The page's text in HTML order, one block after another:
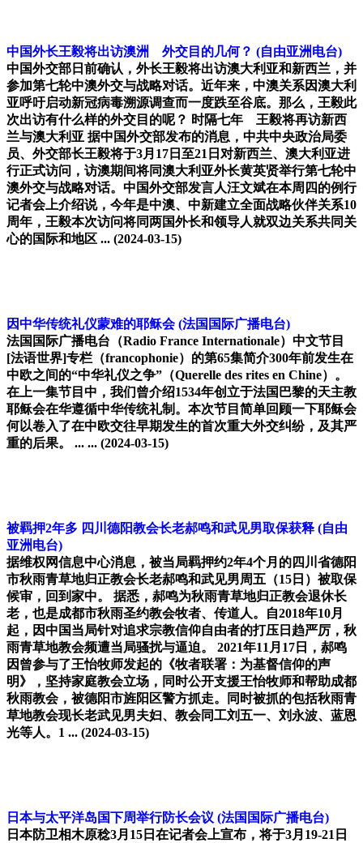
中国外长王毅将出访澳洲 外交目的几何？ (自由亚洲电台)
中国外交部日前确认，外长王毅将出访澳大利亚和新西兰，并
参加第七轮中澳外交与战略对话。近年来，中澳关系因澳大利
亚呼吁启动新冠病毒溯源调查而一度跌至谷底。那么，王毅此
次出访有什么样的外交目的呢？ 时隔七年 王毅将再访新西
兰与澳大利亚 据中国外交部发布的消息，中共中央政治局委
员、外交部长王毅将于3月17日至21日对新西兰、澳大利亚进
行正式访问，访澳期间将同澳大利亚外长黄英贤举行第七轮中
澳外交与战略对话。中国外交部发言人汪文斌在本周四的例行
记者会上介绍说，今年是中澳、中新建立全面战略伙伴关系10
周年，王毅本次访问将同两国外长和领导人就双边关系共同关
心的国际和地区 ... (2024-03-15)
因中华传统礼仪蒙难的耶稣会 (法国国际广播电台)
法国国际广播电台（Radio France Internationale）中文节目
[法语世界]专栏（francophonie）的第65集简介300年前发生在
中欧之间的“中华礼仪之争”（Querelle des rites en Chine）。
在上一集节目中，我们曾介绍1534年创立于法国巴黎的天主教
耶稣会在华遵循中华传统礼制。本次节目简单回顾一下耶稣会
何以卷入了在中欧交往早期发生的首次重大外交纠纷，及其严
重的后果。 ... ... (2024-03-15)
被羁押2年多 四川德阳教会长老郝鸣和武见男取保获释 (自由
亚洲电台)
据维权网信息中心消息，被当局羁押约2年4个月的四川省德阳
市秋雨青草地归正教会长老郝鸣和武见男周五（15日）被取保
候审，回到家中。 据悉，郝鸣为秋雨青草地归正教会退休长
老，也是成都市秋雨圣约教会牧者、传道人。自2018年10月
起，因中国当局针对追求宗教信仰自由者的打压日趋严厉，秋
雨青草地教会频遭当局骚扰与逼迫。 2021年11月17日，郝鸣
因曾参与了王怡牧师发起的《牧者联署：为基督信仰的声
明》，坚持家庭教会立场，同时公开支援王怡牧师和帮助成都
秋雨教会，被德阳市旌阳区警方抓走。同时被抓的包括秋雨青
草地教会现长老武见男夫妇、教会同工刘五一、刘永波、蓝恩
光等人。1 ... (2024-03-15)
日本与太平洋岛国下周举行防长会议 (法国国际广播电台)
日本防卫相木原稔3月15日在记者会上宣布，将于3月19-21日